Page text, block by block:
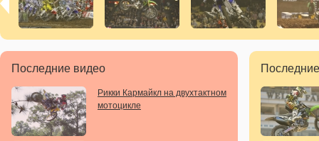
Последние видео
Рикки Кармайкл на двухтактном
мотоцикле